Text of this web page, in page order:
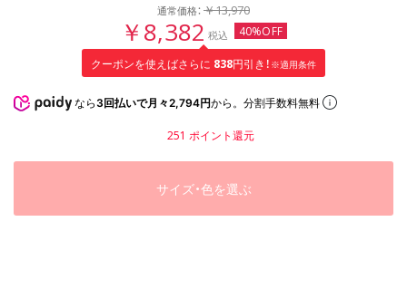
通常価格：￥13,970
￥8,382 税込
40%OFF
クーポンを使えばさらに 838円引き！ ※適用条件
なら 3回払いで月々2,794円から。分割手数料無料
251 ポイント還元
サイズ・色を選ぶ